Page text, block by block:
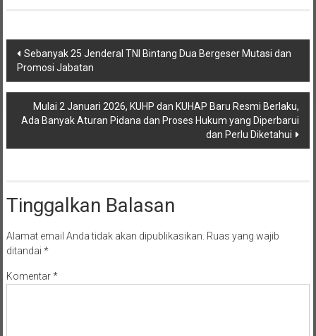
Navigasi
pos
Sebanyak 25 Jenderal TNI Bintang Dua Bergeser Mutasi dan
Promosi Jabatan
Mulai 2 Januari 2026, KUHP dan KUHAP Baru Resmi Berlaku,
Ada Banyak Aturan Pidana dan Proses Hukum yang Diperbarui
dan Perlu Diketahui
Tinggalkan Balasan
Alamat email Anda tidak akan dipublikasikan. Ruas yang wajib
ditandai *
Komentar*